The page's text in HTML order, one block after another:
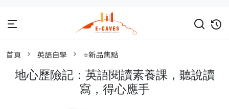
首頁 英語自學 ⭐新品焦點
地心歷險記：英語閱讀素養課，聽說讀
寫，得心應手